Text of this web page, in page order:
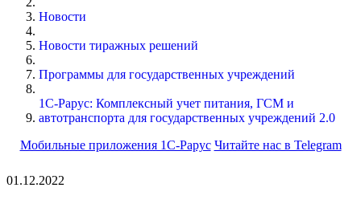
Новости
Новости тиражных решений
Программы для государственных учреждений
1С-Рарус: Комплексный учет питания, ГСМ и
автотранспорта для государственных учреждений 2.0
Мобильные приложения 1С-Рарус Читайте нас в Telegram
01.12.2022